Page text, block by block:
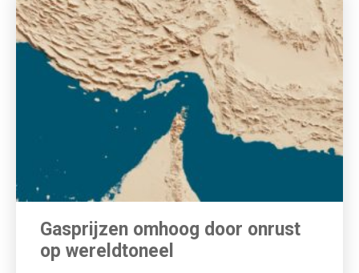
Gasprijzen omhoog door onrust
op wereldtoneel